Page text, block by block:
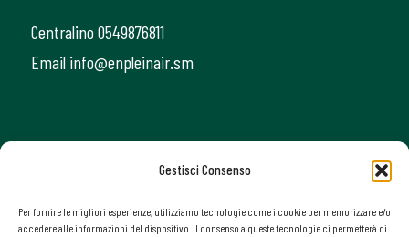
Gestisci Consenso
Per fornire le migliori esperienze, utilizziamo tecnologie come i cookie per memorizzare e/o
accedere alle informazioni del dispositivo. Il consenso a queste tecnologie ci permetterà di
Centralino 0549876811
Email info@enpleinair.sm